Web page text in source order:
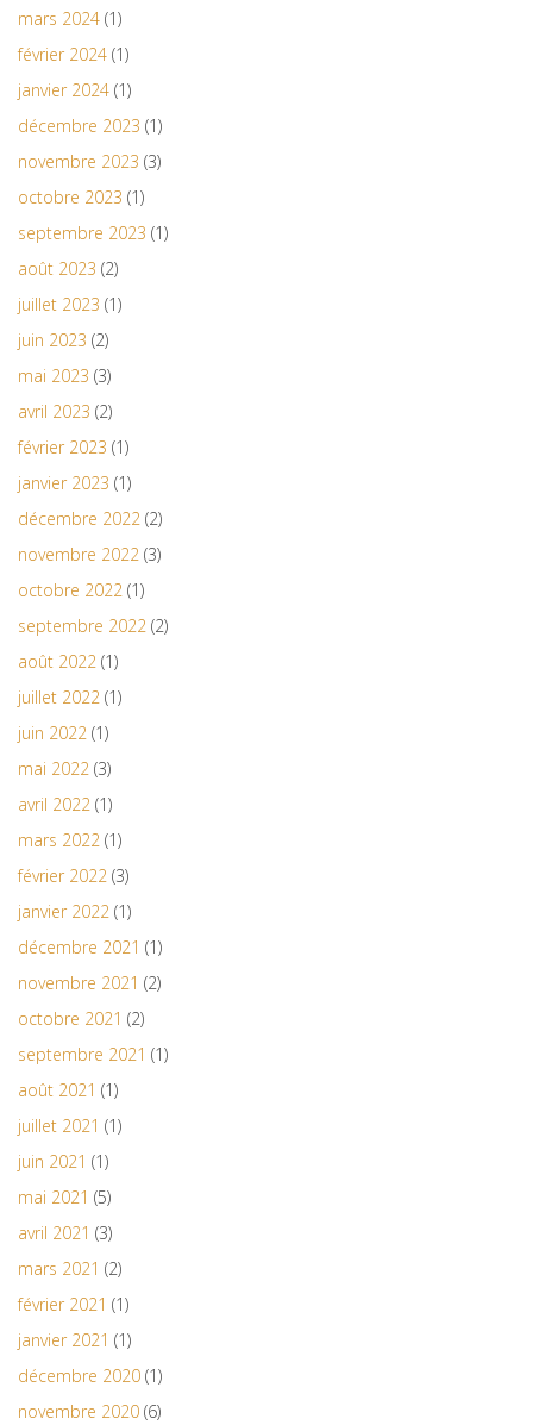
mars 2024 (1)
février 2024 (1)
janvier 2024 (1)
décembre 2023 (1)
novembre 2023 (3)
octobre 2023 (1)
septembre 2023 (1)
août 2023 (2)
juillet 2023 (1)
juin 2023 (2)
mai 2023 (3)
avril 2023 (2)
février 2023 (1)
janvier 2023 (1)
décembre 2022 (2)
novembre 2022 (3)
octobre 2022 (1)
septembre 2022 (2)
août 2022 (1)
juillet 2022 (1)
juin 2022 (1)
mai 2022 (3)
avril 2022 (1)
mars 2022 (1)
février 2022 (3)
janvier 2022 (1)
décembre 2021 (1)
novembre 2021 (2)
octobre 2021 (2)
septembre 2021 (1)
août 2021 (1)
juillet 2021 (1)
juin 2021 (1)
mai 2021 (5)
avril 2021 (3)
mars 2021 (2)
février 2021 (1)
janvier 2021 (1)
décembre 2020 (1)
novembre 2020 (6)